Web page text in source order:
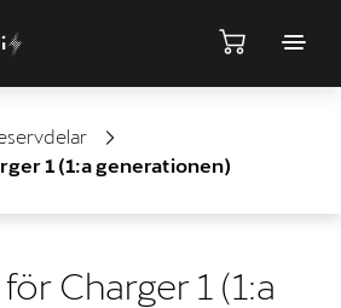
1 (1:a generationen)
Charger 1 (1:a